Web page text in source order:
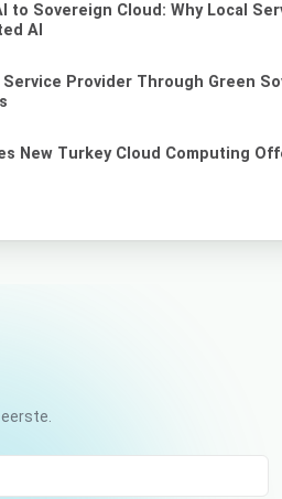
to Sovereign Cloud: Why Local
AI
Service Provider Through Green
New Turkey Cloud Computing